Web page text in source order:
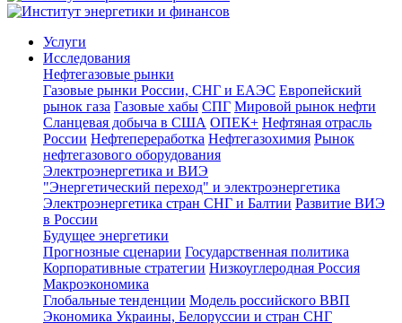
Услуги
Исследования
Нефтегазовые рынки
Газовые рынки России, СНГ и ЕАЭС Европейский
рынок газа Газовые хабы СПГ Мировой рынок нефти
Сланцевая добыча в США ОПЕК+ Нефтяная отрасль
России Нефтепереработка Нефтегазохимия Рынок
нефтегазового оборудования
Электроэнергетика и ВИЭ
"Энергетический переход" и электроэнергетика
Электроэнергетика стран СНГ и Балтии Развитие ВИЭ
в России
Будущее энергетики
Прогнозные сценарии Государственная политика
Корпоративные стратегии Низкоуглеродная Россия
Макроэкономика
Глобальные тенденции Модель российского ВВП
Экономика Украины, Белоруссии и стран СНГ